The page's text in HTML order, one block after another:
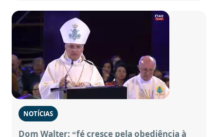
NOTÍCIAS
Dom Walter: “fé cresce pela obediência à